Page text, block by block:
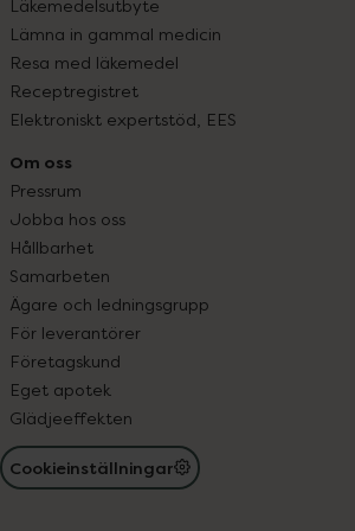
Läkemedelsutbyte
Lämna in gammal medicin
Resa med läkemedel
Receptregistret
Elektroniskt expertstöd, EES
Om oss
Pressrum
Jobba hos oss
Hållbarhet
Samarbeten
Ägare och ledningsgrupp
För leverantörer
Företagskund
Eget apotek
Glädjeeffekten
Cookieinställningar